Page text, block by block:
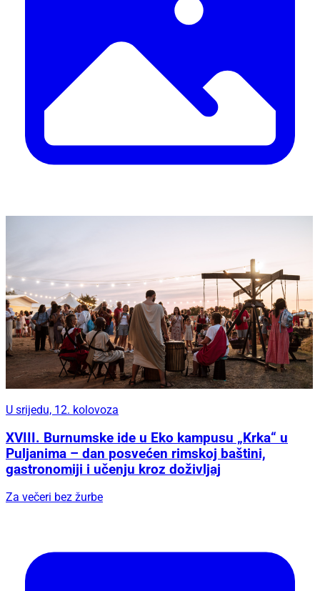
U srijedu, 12. kolovoza
XVIII. Burnumske ide u Eko kampusu „Krka“ u
Puljanima – dan posvećen rimskoj baštini,
gastronomiji i učenju kroz doživljaj
Za večeri bez žurbe